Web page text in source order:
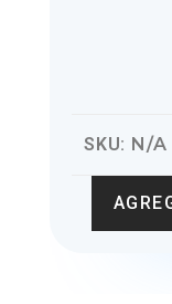
SKU: N/A